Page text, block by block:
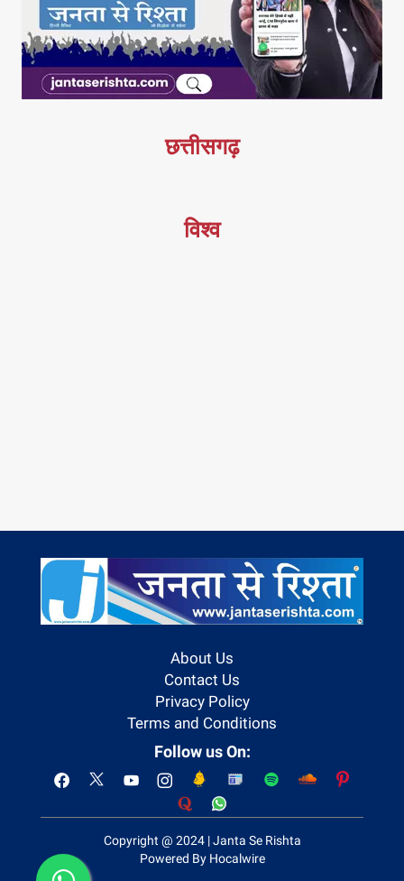
छत्तीसगढ़
विश्व
About Us
Contact Us
Privacy Policy
Terms and Conditions
Follow us On:
Copyright @ 2024 | Janta Se Rishta
Powered By Hocalwire